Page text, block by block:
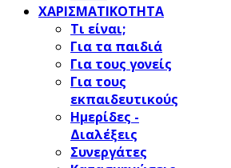
ΧΑΡΙΣΜΑΤΙΚΟΤΗΤΑ
Τι είναι;
Για τα παιδιά
Για τους γονείς
Για τους
εκπαιδευτικούς
Ημερίδες -
Διαλέξεις
Συνεργάτες